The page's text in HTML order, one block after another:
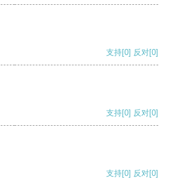
支持[0] 反对[0]
支持[0] 反对[0]
支持[0] 反对[0]